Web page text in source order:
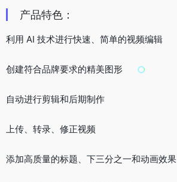
产品特色：
利用 AI 技术进行快速、简单的视频编辑
创建符合品牌要求的精美图形
自动进行剪辑和后期制作
上传、转录、修正视频
添加高质量的标题、下三分之一和动画效果